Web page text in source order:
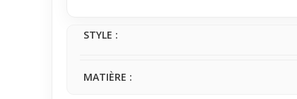
STYLE :
MATIÈRE :